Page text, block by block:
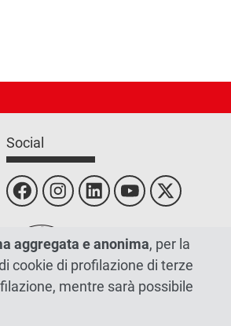
Social
aggregata e anonima, per la
cookie di profilazione di terze
mentre sarà possibile